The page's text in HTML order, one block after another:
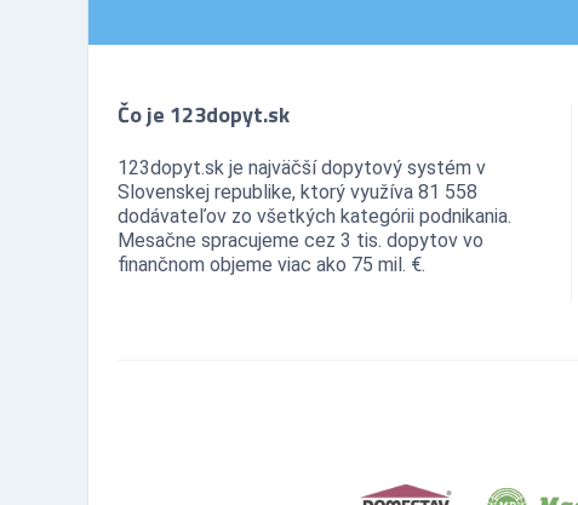
Čo je 123dopyt.sk
123dopyt.sk je najväčší dopytový systém v
Slovenskej republike, ktorý využíva 81 558
dodávateľov zo všetkých kategórii podnikania.
Mesačne spracujeme cez 3 tis. dopytov vo
finančnom objeme viac ako 75 mil. €.